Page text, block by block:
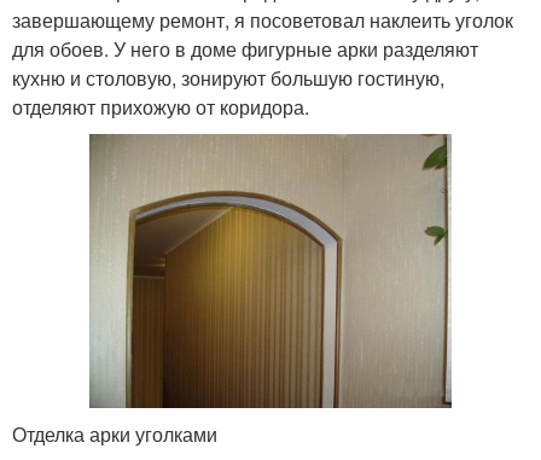
завершающему ремонт, я посоветовал наклеить уголок
для обоев. У него в доме фигурные арки разделяют
кухню и столовую, зонируют большую гостиную,
отделяют прихожую от коридора.
Отделка арки уголками